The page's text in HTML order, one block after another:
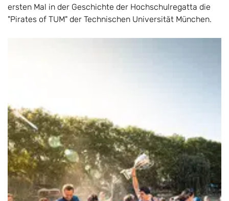
ersten Mal in der Geschichte der Hochschulregatta die
"Pirates of TUM" der Technischen Universität München.